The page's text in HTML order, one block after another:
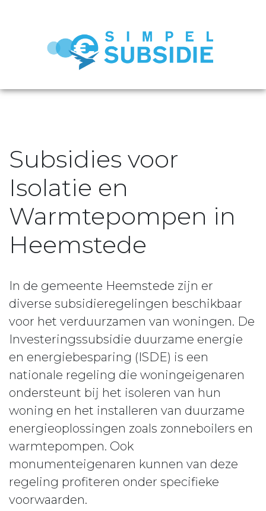
Subsidies voor
Isolatie en
Warmtepompen in
Heemstede
In de gemeente Heemstede zijn er
diverse subsidieregelingen beschikbaar
voor het verduurzamen van woningen. De
Investeringssubsidie duurzame energie
en energiebesparing (ISDE) is een
nationale regeling die woningeigenaren
ondersteunt bij het isoleren van hun
woning en het installeren van duurzame
energieoplossingen zoals zonneboilers en
warmtepompen. Ook
monumenteigenaren kunnen van deze
regeling profiteren onder specifieke
voorwaarden.